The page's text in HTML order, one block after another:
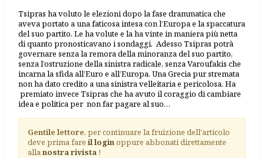
Tsipras ha voluto le elezioni dopo la fase drammatica che
aveva portato a una faticosa intesa con l’Europa e la spaccatura
del suo partito. Le ha volute e la ha vinte in maniera più netta
di quanto pronosticavano i sondaggi. Adesso Tsipras potrà
governare senza la remora della minoranza del suo partito,
senza l’ostruzione della sinistra radicale, senza Varoufakis che
incarna la sfida all’Euro e all’Europa. Una Grecia pur stremata
non ha dato credito a una sinistra velleitaria e pericolosa. Ha
premiato invece Tsipras che ha avuto il coraggio di cambiare
idea e politica per non far pagare al suo…
Gentile lettore, per continuare la fruizione dell'articolo
deve prima fare il loginoppure abbonati direttamente
allanostra rivista !